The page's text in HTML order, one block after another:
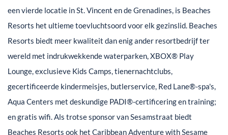
een vierde locatie in St. Vincent en de Grenadines, is Beaches
Resorts het ultieme toevluchtsoord voor elk gezinslid. Beaches
Resorts biedt meer kwaliteit dan enig ander resortbedrijf ter
wereld met indrukwekkende waterparken, XBOX® Play
Lounge, exclusieve Kids Camps, tienernachtclubs,
gecertificeerde kindermeisjes, butlerservice, Red Lane®-spa's,
Aqua Centers met deskundige PADI®-certificering en training;
en gratis wifi. Als trotse sponsor van Sesamstraat biedt
Beaches Resorts ook het Caribbean Adventure with Sesame